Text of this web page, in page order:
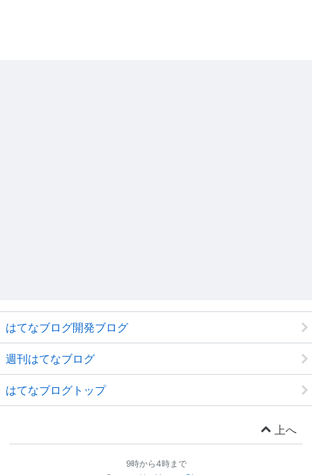
はてなブログ開発ブログ
週刊はてなブログ
はてなブログトップ
上へ
9時から4時まで